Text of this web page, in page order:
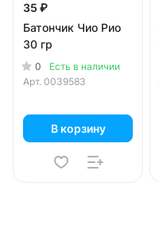
35 ₽
Батончик Чио Рио
30 гр
0
Есть в наличии
Арт. 0039583
В корзину